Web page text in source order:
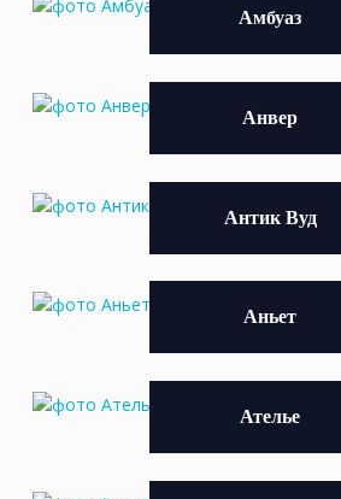
Амбуаз
Анвер
Антик Вуд
Аньет
Ателье